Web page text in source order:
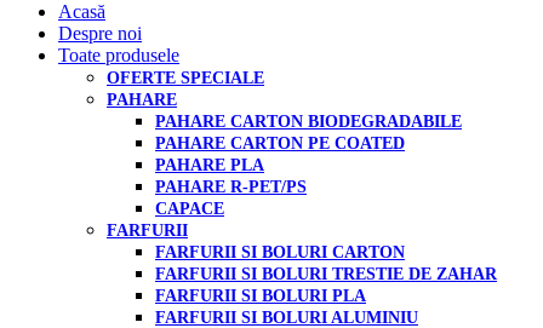
Acasă
Despre noi
Toate produsele
OFERTE SPECIALE
PAHARE
PAHARE CARTON BIODEGRADABILE
PAHARE CARTON PE COATED
PAHARE PLA
PAHARE R-PET/PS
CAPACE
FARFURII
FARFURII SI BOLURI CARTON
FARFURII SI BOLURI TRESTIE DE ZAHAR
FARFURII SI BOLURI PLA
FARFURII SI BOLURI ALUMINIU